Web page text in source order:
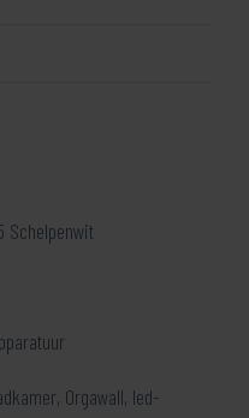
Schelpenwit
Orgawall, led-